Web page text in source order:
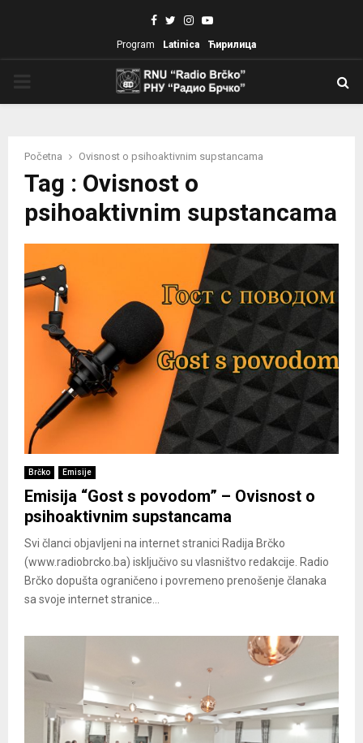
Facebook
TwitterInstagram
Youtube
Program Latinica Ћирилица
Početna Ovisnost o psihoaktivnim supstancama
Tag : Ovisnost o
psihoaktivnim supstancama
Brčko Emisije
Emisija “Gost s povodom” – Ovisnost o
psihoaktivnim supstancama
Svi članci objavljeni na internet stranici Radija Brčko
(www.radiobrcko.ba) isključivo su vlasništvo redakcije. Radio
Brčko dopušta ograničeno i povremeno prenošenje članaka
sa svoje internet stranice...